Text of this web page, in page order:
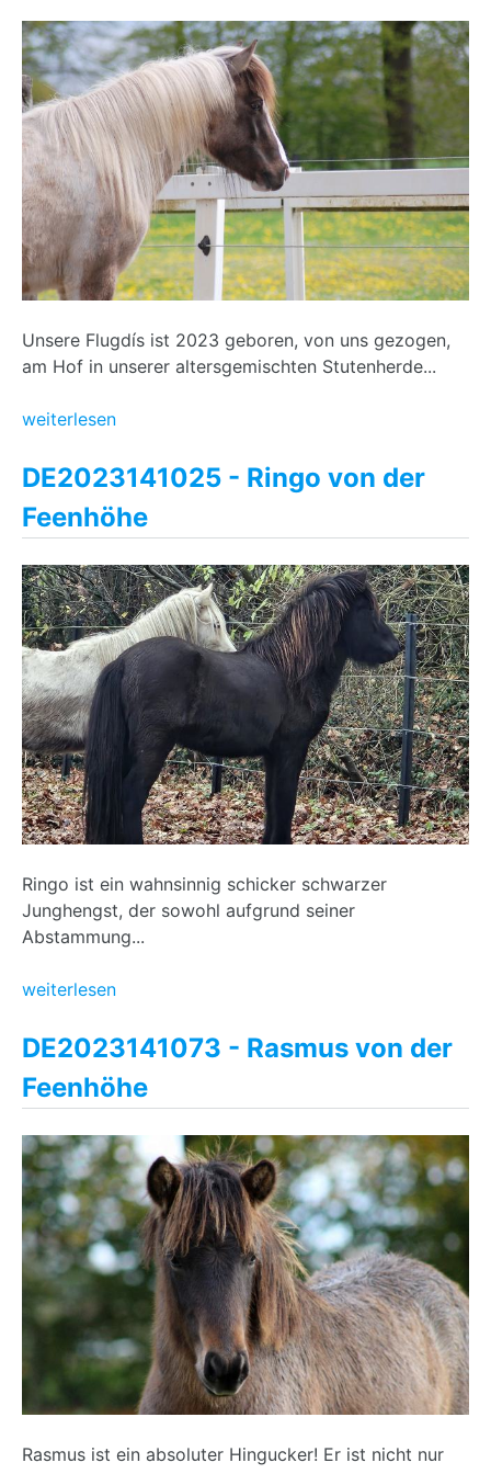
Unsere Flugdís ist 2023 geboren, von uns gezogen,
am Hof in unserer altersgemischten Stutenherde...
weiterlesen
DE2023141025 - Ringo von der
Feenhöhe
Ringo ist ein wahnsinnig schicker schwarzer
Junghengst, der sowohl aufgrund seiner
Abstammung...
weiterlesen
DE2023141073 - Rasmus von der
Feenhöhe
Rasmus ist ein absoluter Hingucker! Er ist nicht nur